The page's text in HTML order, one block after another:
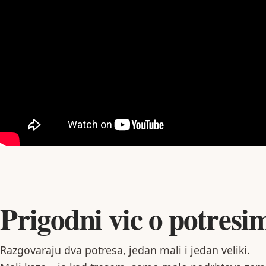
Prigodni vic o
Razgovaraju dva potresa, jedan mali i jedan veliki.